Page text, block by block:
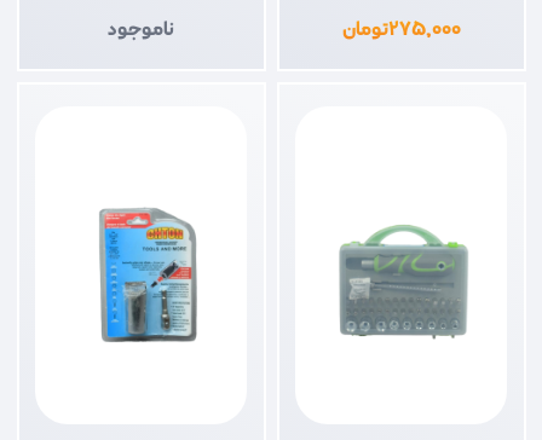
۲۷۵,۰۰۰تومان ناموجود